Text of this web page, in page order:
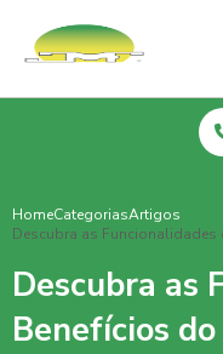
HomeCategoriasArtigos
Descubra as Funcionalidades
Descubra as
Benefícios